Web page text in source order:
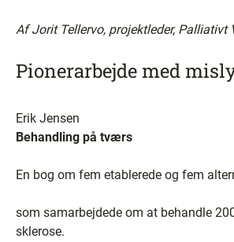
Af Jorit Tellervo, projektleder, Palliativt
Pionerarbejde med
Erik Jensen
Behandling på tværs
En bog om fem etablerede og fem
som samarbejdede om at behandle
sklerose.